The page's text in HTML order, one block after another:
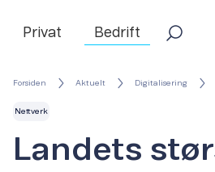
Privat Bedrift
Forsiden Aktuelt Digitalisering
Nettverk
Landets